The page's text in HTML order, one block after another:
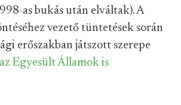
as bukás után elváltak). A
vezető tüntetések során
erőszakban játszott szerepe
az Egyesült Államok is